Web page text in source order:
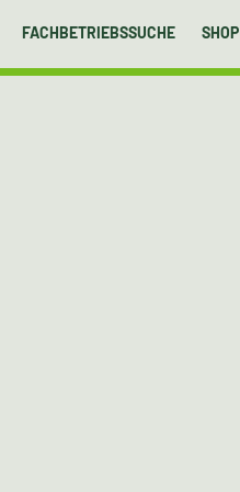
FACHBETRIEBSSUCHE SHOP